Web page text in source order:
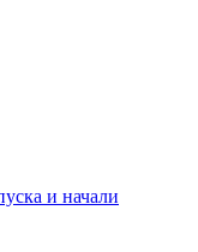
и начали